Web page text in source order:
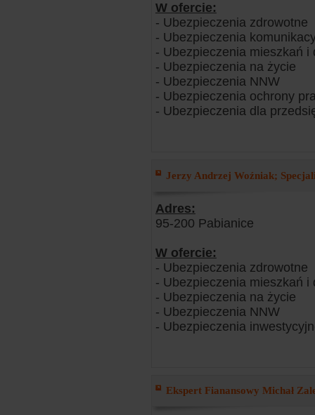
W ofercie:
- Ubezpieczenia zdrowotne
- Ubezpieczenia
- Ubezpieczenia mieszkań i
- Ubezpieczenia na życie
- Ubezpieczenia NNW
- Ubezpieczenia ochrony
- Ubezpieczenia dla
Jerzy Andrzej Woźniak;
Adres:
95-200 Pabianice
W ofercie:
- Ubezpieczenia zdrowotne
- Ubezpieczenia mieszkań i
- Ubezpieczenia na życie
- Ubezpieczenia NNW
- Ubezpieczenia
Ekspert Fianansowy Michał